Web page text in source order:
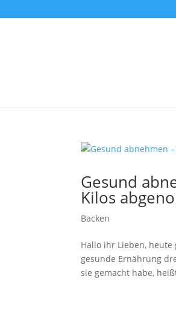
Gesund
Kilos
Backen
Hallo ihr Lieben,
gesunde Ernährung
sie gemacht habe,